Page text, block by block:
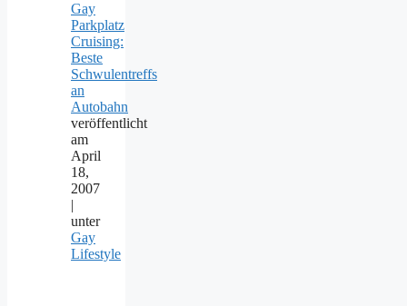
Gay
Parkplatz
Cruising:
Beste
Schwulentreffs
an
Autobahn
veröffentlicht
am
April
18,
2007
|
unter
Gay
Lifestyle